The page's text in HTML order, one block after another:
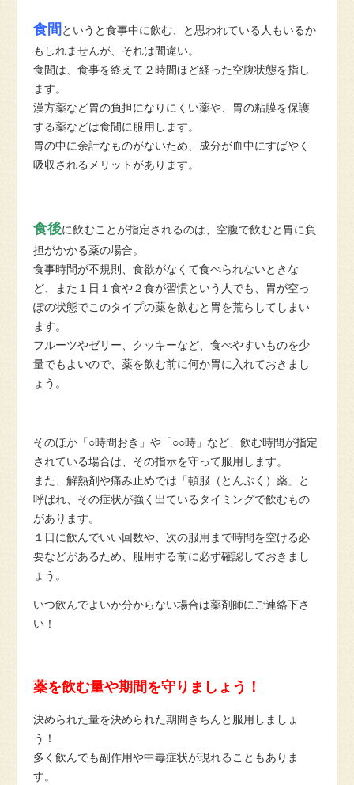
食間 というと食事中に飲む、と思われている人もいるか
もしれませんが、それは間違い。
食間は、食事を終えて２時間ほど経った空腹状態を指し
ます。
漢方薬など胃の負担になりにくい薬や、胃の粘膜を保護
する薬などは食間に服用します。
胃の中に余計なものがないため、成分が血中にすばやく
吸収されるメリットがあります。
食後に飲むことが指定されるのは、空腹で飲むと胃に負
担がかかる薬の場合。
食事時間が不規則、食欲がなくて食べられないときな
ど、また１日１食や２食が習慣という人でも、胃が空っ
ぽの状態でこのタイプの薬を飲むと胃を荒らしてしまい
ます。
フルーツやゼリー、クッキーなど、食べやすいものを少
量でもよいので、薬を飲む前に何か胃に入れておきまし
ょう。
そのほか「○時間おき」や「○○時」など、飲む時間が指定
されている場合は、その指示を守って服用します。
また、解熱剤や痛み止めでは「頓服（とんぷく）薬」と
呼ばれ、その症状が強く出ているタイミングで飲むもの
があります。
１日に飲んでいい回数や、次の服用まで時間を空ける必
要などがあるため、服用する前に必ず確認しておきまし
ょう。
いつ飲んでよいか分からない場合は薬剤師にご連絡下さ
い！
薬を飲む量や期間を守りましょう！
決められた量を決められた期間きちんと服用しましょ
う！
多く飲んでも副作用や中毒症状が現れることもありま
す。